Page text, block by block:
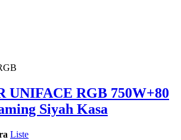
UNIFACE RGB 750W+80
Siyah Kasa
Liste